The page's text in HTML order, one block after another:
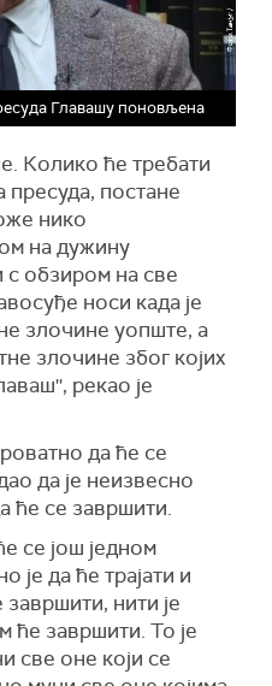
Главашу поновљена
Колико ће требати
постане
нико
на дужину
обзиром на све
носи када је
злочине уопште, а
злочине због којих
рекао је
да ће се
да је неизвесно
ће се завршити.
се још једном
је да ће трајати и
нити је
ће завршити. То је
све оне који се